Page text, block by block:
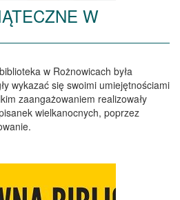
W
w Rożnowicach była
wykazać się swoimi umiejętnościami
zaangażowaniem realizowały
wielkanocnych, poprzez